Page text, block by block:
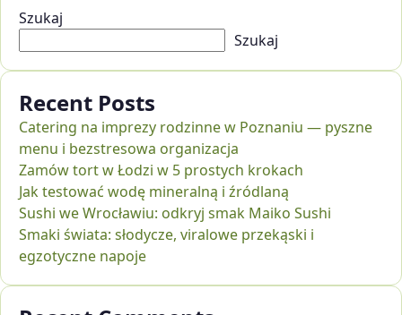
Szukaj
Szukaj
Recent Posts
Catering na imprezy rodzinne w Poznaniu — pyszne
menu i bezstresowa organizacja
Zamów tort w Łodzi w 5 prostych krokach
Jak testować wodę mineralną i źródlaną
Sushi we Wrocławiu: odkryj smak Maiko Sushi
Smaki świata: słodycze, viralowe przekąski i
egzotyczne napoje